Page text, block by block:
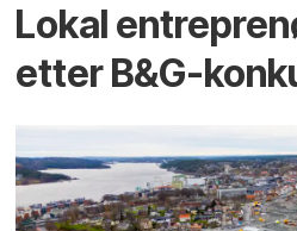
Lokal
etter B&G-